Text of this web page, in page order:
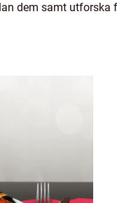
dem samt utforska